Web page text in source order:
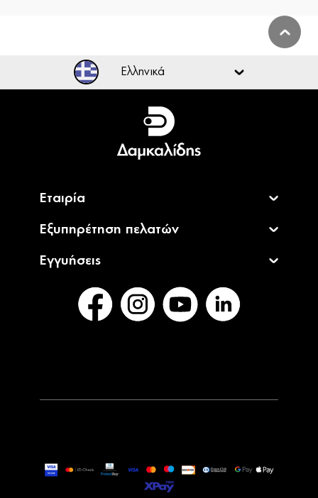
Ελληνικά
Ελληνικά
English
Εταιρία
Εξυπηρέτηση πελατών
Εγγυήσεις